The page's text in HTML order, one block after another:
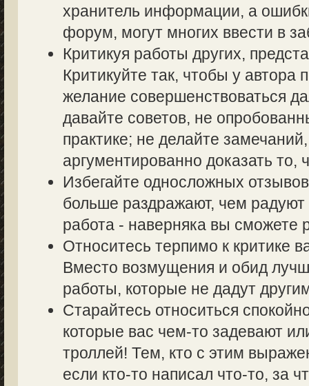
хранитель информации, а
форум, могут многих ввести в
Критикуя работы других,
Критикуйте так, чтобы у автора
желание совершенствоваться
давайте советов, не
практике; не делайте
аргументированно доказать то,
Избегайте односложных
больше раздражают, чем
работа - наверняка вы сможете
Относитесь терпимо к критике
Вместо возмущения и обид
работы, которые не дадут
Старайтесь относиться
которые вас чем-то задевают
троллей! Тем, кто с этим
если кто-то написал что-то, за